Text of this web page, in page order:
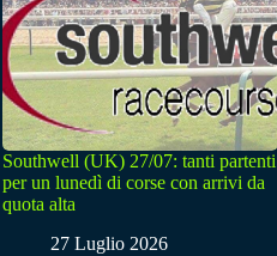
Southwell (UK) 27/07: tanti partenti
per un lunedì di corse con arrivi da
quota alta
27 Luglio 2026